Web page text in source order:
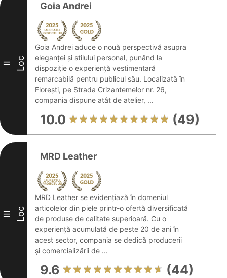
II Loc
Goia Andrei
Goia Andrei aduce o nouă perspectivă asupra
eleganței și stilului personal, punând la
dispoziție o experiență vestimentară
remarcabilă pentru publicul său. Localizată în
Florești, pe Strada Crizantemelor nr. 26,
compania dispune atât de atelier, ...
10.0 (49)
III Loc
MRD Leather
MRD Leather se evidențiază în domeniul
articolelor din piele printr-o ofertă diversificată
de produse de calitate superioară. Cu o
experiență acumulată de peste 20 de ani în
acest sector, compania se dedică producerii
și comercializării de ...
9.6 (44)